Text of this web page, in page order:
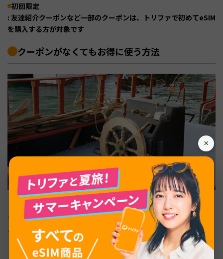
×
初回限定
: 友達紹介クーポンなど一部のクーポンは、トリファで初めてeSIM
を購入する方が対象です
クーポンがなくてもお得に使う方法
クーポンが手元にない場合でも、トリファをお得に活用す
る方法はあります。データ容量の選び方やポイント制度を
うまく使えば、通信費を抑えられます。